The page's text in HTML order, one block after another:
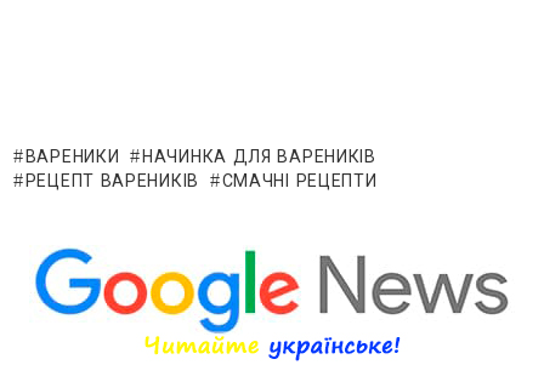
ВАРЕНИКИ
НАЧИНКА ДЛЯ ВАРЕНИКІВ
РЕЦЕПТ ВАРЕНИКІВ
СМАЧНІ РЕЦЕПТИ